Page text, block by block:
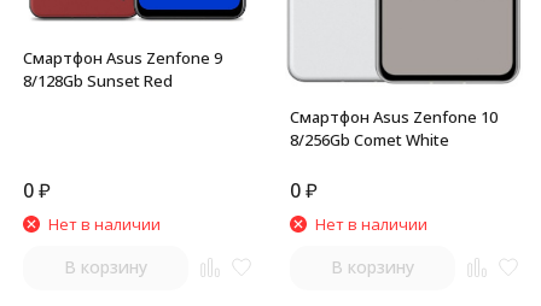
Смартфон Asus Zenfone 9
8/128Gb Sunset Red
0₽
Нет в наличии
В корзину
Смартфон Asus Zenfone 10
8/256Gb Comet White
0₽
Нет в наличии
В корзину